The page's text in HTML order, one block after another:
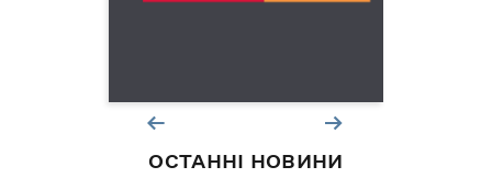
ОСТАННІ НОВИНИ